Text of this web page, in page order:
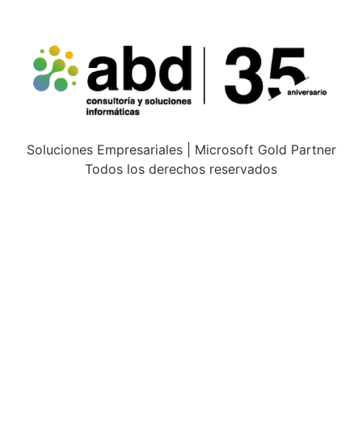
Soluciones Empresariales | Microsoft Gold Partner
Todos los derechos reservados